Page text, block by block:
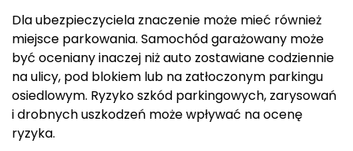
Dla ubezpieczyciela znaczenie może mieć również
miejsce parkowania. Samochód garażowany może
być oceniany inaczej niż auto zostawiane codziennie
na ulicy, pod blokiem lub na zatłoczonym parkingu
osiedlowym. Ryzyko szkód parkingowych, zarysowań
i drobnych uszkodzeń może wpływać na ocenę
ryzyka.